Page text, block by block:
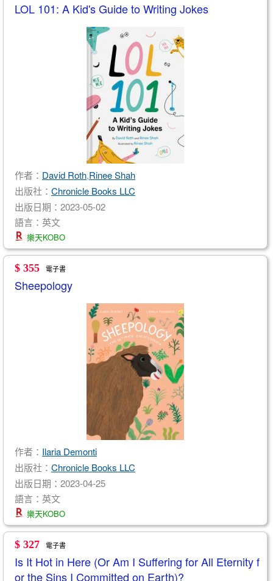
LOL 101: A Kid's Guide to Writing Jokes
作者： David Roth,Rinee Shah
出版社： Chronicle Books LLC
出版日期：2023-05-02
語言：英文
樂天KOBO
$ 355 電子書
Sheepology
作者： Ilaria Demonti
出版社： Chronicle Books LLC
出版日期：2023-04-25
語言：英文
樂天KOBO
$ 327 電子書
Is It Hot in Here (Or Am I Suffering for All Eternity f
or the Sins I Committed on Earth)?